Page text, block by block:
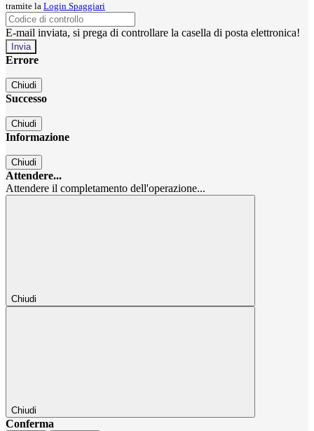
tramite la Login Spaggiari
E-mail inviata, si prega di controllare la casella di posta elettronica!
Errore
Chiudi
Successo
Chiudi
Informazione
Chiudi
Attendere...
Attendere il completamento dell'operazione...
Chiudi
Chiudi
Conferma